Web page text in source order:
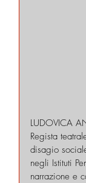
LUDOVICA
Regista
disagio
negli Istituti
narrazione e